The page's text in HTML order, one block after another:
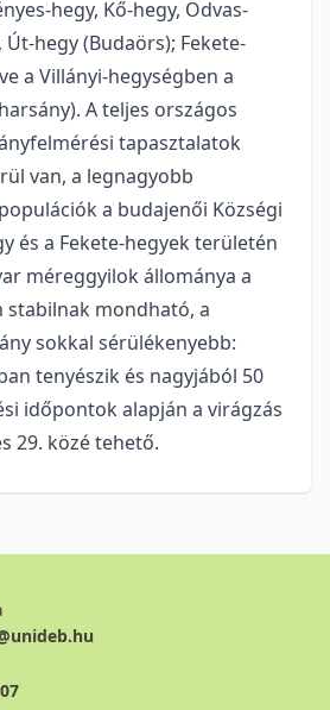
hegy, Kő-hegy, Odvas-
Út-hegy (Budaörs); Fekete-
a Villányi-hegységben a
A teljes országos
tapasztalatok
van, a legnagyobb
a budajenői Községi
és a Fekete-hegyek területén
méreggyilok állománya a
sta­bil­nak mondható, a
sokkal sérülékenyebb:
tenyészik és nagy­já­ból 50
időpontok alapján a virágzás
29. közé tehető.